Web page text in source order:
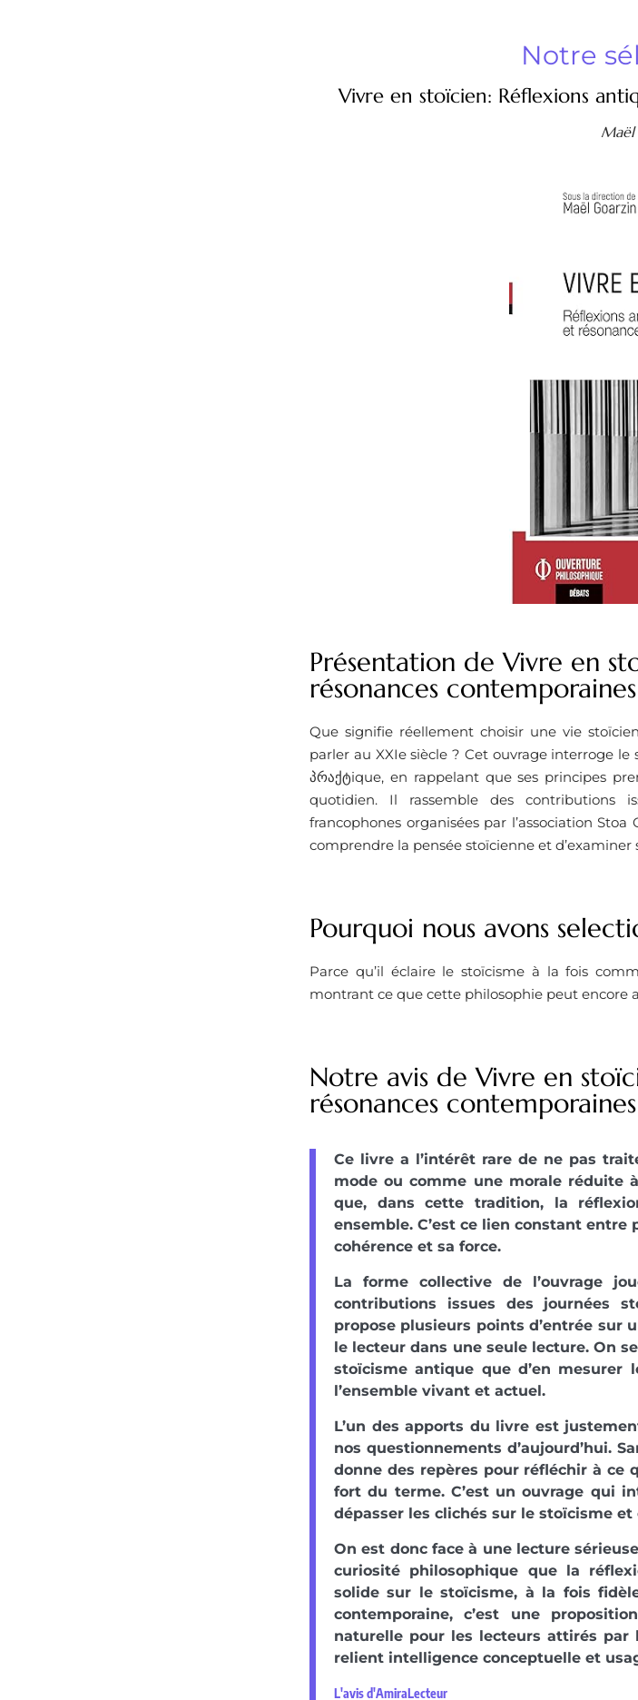
Notre
Vivre en stoïcien: Réflexions
Maël
Présentation de Vivre en
résonances contemporaines
Que signifie réellement choisir une vie
parler au XXIe siècle ? Cet ouvrage interroge
პრაქტique, en rappelant que ses principes
quotidien. Il rassemble des contributions
francophones organisées par l’association
comprendre la pensée stoïcienne et d’examiner
Pourquoi nous avons
Parce qu’il éclaire le stoïcisme à la fois
montrant ce que cette philosophie peut encore
Notre avis de Vivre en
résonances contemporaines
Ce livre a l’intérêt rare de ne pas
mode ou comme une morale réduite
que, dans cette tradition, la
ensemble. C’est ce lien constant entre
cohérence et sa force.
La forme collective de l’ouvrage
contributions issues des journées
propose plusieurs points d’entrée sur
le lecteur dans une seule lecture. On
stoïcisme antique que d’en mesurer
l’ensemble vivant et actuel.
L’un des apports du livre est
nos questionnements d’aujourd’hui.
donne des repères pour réfléchir à ce
fort du terme. C’est un ouvrage qui
dépasser les clichés sur le stoïcisme
On est donc face à une lecture
curiosité philosophique que la
solide sur le stoïcisme, à la fois
contemporaine, c’est une
naturelle pour les lecteurs attirés
relient intelligence conceptuelle et
L'avis d'AmiraLecteur